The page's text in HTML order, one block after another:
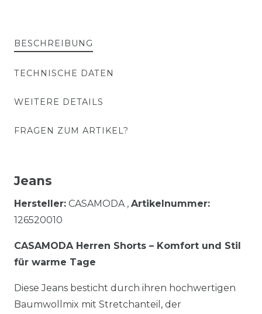
BESCHREIBUNG
TECHNISCHE DATEN
WEITERE DETAILS
FRAGEN ZUM ARTIKEL?
Jeans
Hersteller: CASAMODA , Artikelnummer:
126520010
CASAMODA Herren Shorts – Komfort und Stil
für warme Tage
Diese Jeans besticht durch ihren hochwertigen
Baumwollmix mit Stretchanteil, der